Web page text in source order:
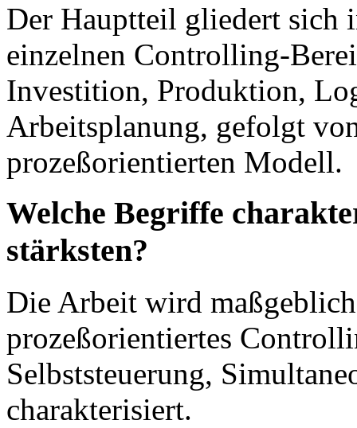
Der Hauptteil gliedert sich
einzelnen Controlling-
Investition, Produktion,
Arbeitsplanung, gefolgt
prozeßorientierten Modell.
Welche Begriffe
stärksten?
Die Arbeit wird
prozeßorientiertes
Selbststeuerung,
charakterisiert.